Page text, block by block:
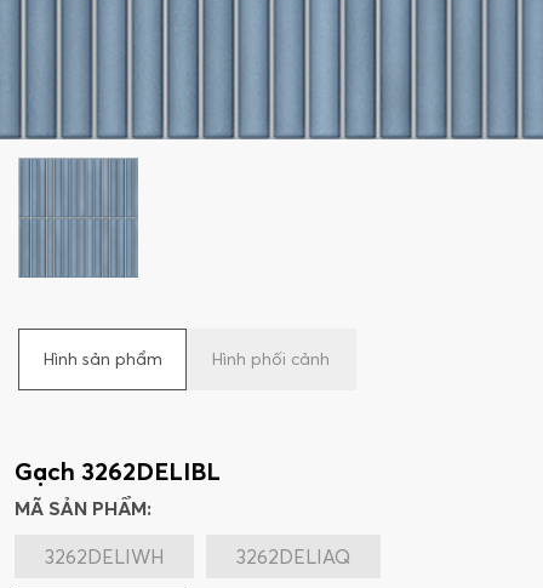
Hình sản phẩm Hình phối cảnh
Gạch 3262DELIBL
MÃ SẢN PHẨM:
3262DELIWH
3262DELIAQ